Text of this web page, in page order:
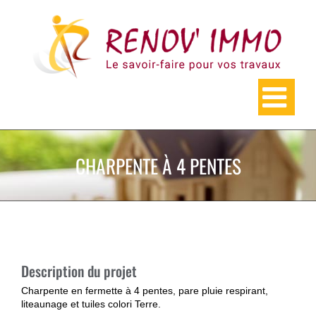
CHARPENTE À 4 PENTES
Description du projet
Charpente en fermette à 4 pentes, pare pluie respirant,
liteaunage et tuiles colori Terre.